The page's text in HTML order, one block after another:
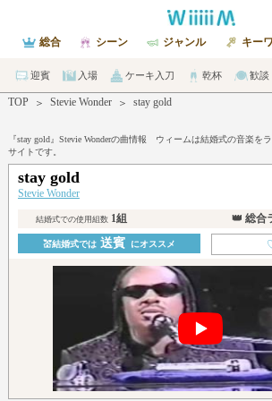
総合 シーン ジャンル キー
迎賓 入場 ケーキ入刀 乾杯 歓談
TOP ＞ Stevie Wonder ＞ stay gold
『stay gold』Stevie Wonderの曲情報 ウィームは結婚式の音楽を
サイトです。
stay gold
Stevie Wonder
結婚式での使用組数1組 👑 総合
💒結婚式では送賓 にオススメ